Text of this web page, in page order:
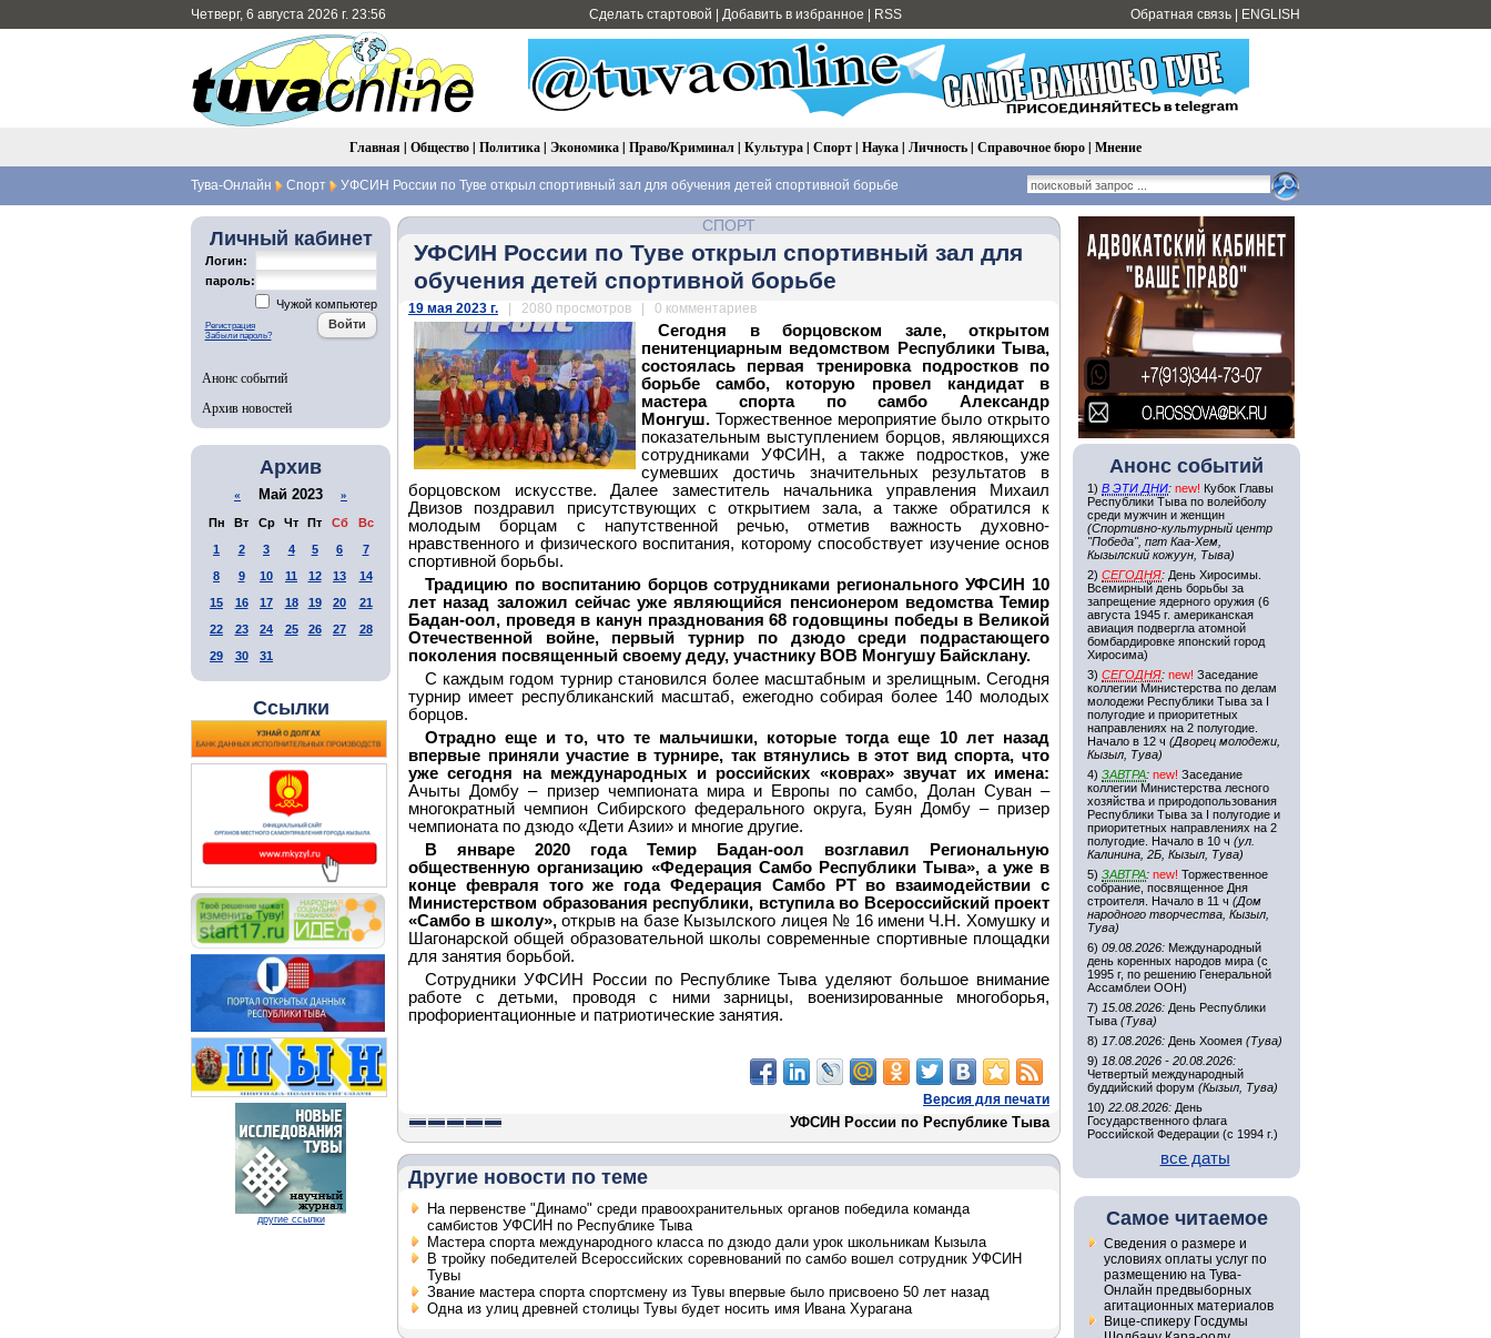
Четверг, 6 августа 2026 г. 23:56 Сделать стартовой Добавить в избранное RSS Обратная связь ENGLISH
Главная | Общество| Политика| Экономика| Право/Криминал| Культура| Спорт| Наука| Личность| Справочное бюро| Мнение
Тува-Онлайн Спорт УФСИН России по Туве открыл спортивный зал для обучения детей спортивной борьбе
Личный кабинет
Логин:
пароль:
Чужой компьютер
Регистрация
Забыли пароль?
Анонс событий
Архив новостей
Архив
« Май 2023 »
Пн Вт Ср Чт Пт Сб
Вс
1
2 3 4 5 6
7
8
9 10 11 12 13
14
15
16 17 18 19 20
21
22
23 24 25 26 27
28
29
30 31
Ссылки
другие ссылки
СПОРТ
УФСИН России по Туве открыл спортивный зал для
обучения детей спортивной борьбе
19 мая 2023 г. | 2080 просмотров | 0 комментариев
Сегодня в борцовском зале, открытом
пенитенциарным ведомством Республики Тыва,
состоялась первая тренировка подростков по
борьбе самбо, которую провел кандидат в
мастера спорта по самбо Александр
Монгуш. Торжественное мероприятие было открыто
показательным выступлением борцов, являющихся
сотрудниками УФСИН, а также подростков, уже
сумевших достичь значительных результатов в
борцовском искусстве. Далее заместитель начальника управления Михаил
Двизов поздравил присутствующих с открытием зала, а также обратился к
молодым борцам с напутственной речью, отметив важность духовно-
нравственного и физического воспитания, которому способствует изучение основ
спортивной борьбы.
Традицию по воспитанию борцов сотрудниками регионального УФСИН 10
лет назад заложил сейчас уже являющийся пенсионером ведомства Темир
Бадан-оол, проведя в канун празднования 68 годовщины победы в Великой
Отечественной войне, первый турнир по дзюдо среди подрастающего
поколения посвященный своему деду, участнику ВОВ Монгушу Байсклану.
С каждым годом турнир становился более масштабным и зрелищным. Сегодня
турнир имеет республиканский масштаб, ежегодно собирая более 140 молодых
борцов.
Отрадно еще и то, что те мальчишки, которые тогда еще 10 лет назад
впервые приняли участие в турнире, так втянулись в этот вид спорта, что
уже сегодня на международных и российских «коврах» звучат их имена:
Ачыты Домбу – призер чемпионата мира и Европы по самбо, Долан Суван –
многократный чемпион Сибирского федерального округа, Буян Домбу – призер
чемпионата по дзюдо «Дети Азии» и многие другие.
В январе 2020 года Темир Бадан-оол возглавил Региональную
общественную организацию «Федерация Самбо Республики Тыва», а уже в
конце февраля того же года Федерация Самбо РТ во взаимодействии с
Министерством образования республики, вступила во Всероссийский проект
«Самбо в школу»,открыв на базе Кызылского лицея № 16 имени Ч.Н. Хомушку и
Шагонарской общей образовательной школы современные спортивные площадки
для занятия борьбой.
Сотрудники УФСИН России по Республике Тыва уделяют большое внимание
работе с детьми, проводя с ними зарницы, военизированные многоборья,
профориентационные и патриотические занятия.
Версия для печати
УФСИН России по Республике Тыва
Другие новости по теме
На первенстве "Динамо" среди правоохранительных органов победила команда
самбистов УФСИН по Республике Тыва
Мастера спорта международного класса по дзюдо дали урок школьникам Кызыла
В тройку победителей Всероссийских соревнований по самбо вошел сотрудник УФСИН
Тувы
Звание мастера спорта спортсмену из Тувы впервые было присвоено 50 лет назад
Одна из улиц древней столицы Тувы будет носить имя Ивана Хурагана
Анонс событий
1) В ЭТИ ДНИ: new! Кубок Главы
Республики Тыва по волейболу
среди мужчин и женщин
(Спортивно-культурный центр
"Победа", пгт Каа-Хем,
Кызылский кожуун, Тыва)
2) СЕГОДНЯ: День Хиросимы.
Всемирный день борьбы за
запрещение ядерного оружия (6
августа 1945 г. американская
авиация подвергла атомной
бомбардировке японский город
Хиросима)
3) СЕГОДНЯ: new! Заседание
коллегии Министерства по делам
молодежи Республики Тыва за I
полугодие и приоритетных
направлениях на 2 полугодие.
Начало в 12 ч (Дворец молодежи,
Кызыл, Тува)
4) ЗАВТРА: new! Заседание
коллегии Министерства лесного
хозяйства и природопользования
Республики Тыва за I полугодие и
приоритетных направлениях на 2
полугодие. Начало в 10 ч (ул.
Калинина, 2Б, Кызыл, Тува)
5) ЗАВТРА: new! Торжественное
собрание, посвященное Дня
строителя. Начало в 11 ч (Дом
народного творчества, Кызыл,
Тува)
6) 09.08.2026: Международный
день коренных народов мира (с
1995 г, по решению Генеральной
Ассамблеи ООН)
7) 15.08.2026: День Республики
Тыва (Тува)
8) 17.08.2026: День Хоомея (Тува)
9) 18.08.2026 - 20.08.2026:
Четвертый международный
буддийский форум (Кызыл, Тува)
10) 22.08.2026: День
Государственного флага
Российской Федерации (с 1994 г.)
все даты
Самое читаемое
Сведения о размере и
условиях оплаты услуг по
размещению на Тува-
Онлайн предвыборных
агитационных материалов
Вице-спикеру Госдумы